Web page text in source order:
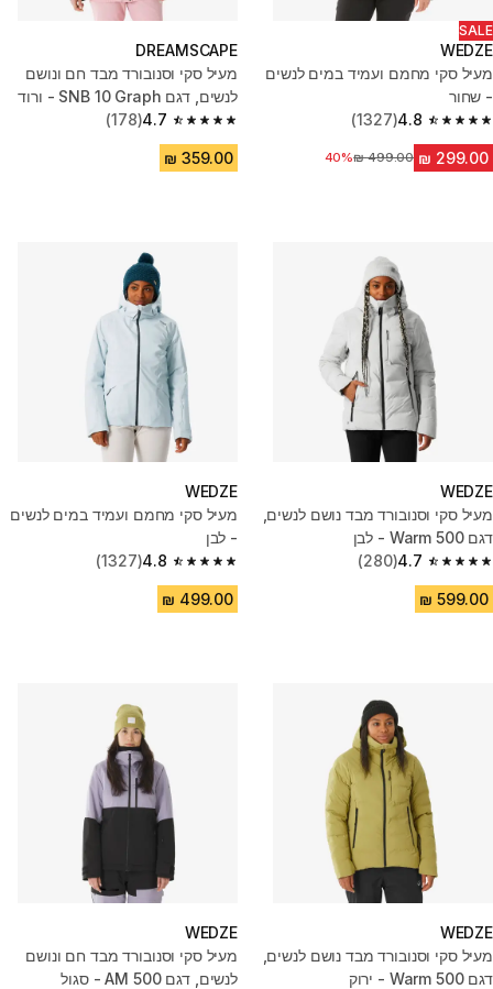
SALE
WEDZE
מעיל סקי מחמם ועמיד במים לנשים
- שחור
4.8
4.8 out of 5 stars from 1327 reviews
(1327)
מחיר לפני הנחה
40%
DREAMSCAPE
מעיל סקי וסנובורד מבד חם ונושם
לנשים, דגם SNB 10 Graph - ורוד
4.7
4.7 out of 5 stars from 178 reviews
(178)
WEDZE
מעיל סקי וסנובורד מבד נושם לנשים,
דגם 500 Warm - לבן
4.7
4.7 out of 5 stars from 280 reviews
(280)
WEDZE
מעיל סקי מחמם ועמיד במים לנשים
- לבן
4.8
4.8 out of 5 stars from 1327 reviews
(1327)
WEDZE
מעיל סקי וסנובורד מבד נושם לנשים,
דגם 500 Warm - ירוק
WEDZE
מעיל סקי וסנובורד מבד חם ונושם
לנשים, דגם 500 AM - סגול